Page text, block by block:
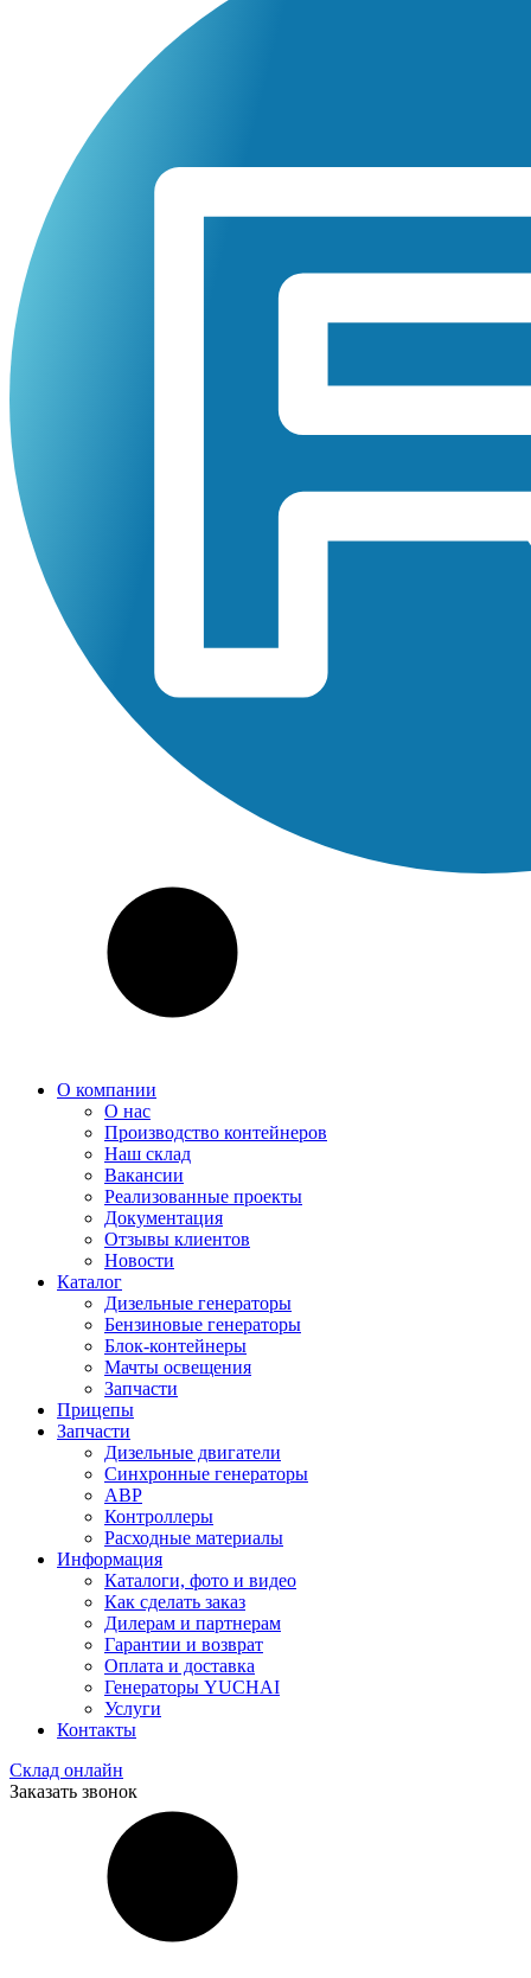
О компании
О нас
Производство контейнеров
Наш склад
Вакансии
Реализованные проекты
Документация
Отзывы клиентов
Новости
Каталог
Дизельные генераторы
Бензиновые генераторы
Блок-контейнеры
Мачты освещения
Запчасти
Прицепы
Запчасти
Дизельные двигатели
Синхронные генераторы
АВР
Контроллеры
Расходные материалы
Информация
Каталоги, фото и видео
Как сделать заказ
Дилерам и партнерам
Гарантии и возврат
Оплата и доставка
Генераторы YUCHAI
Услуги
Контакты
Склад онлайн
Заказать звонок